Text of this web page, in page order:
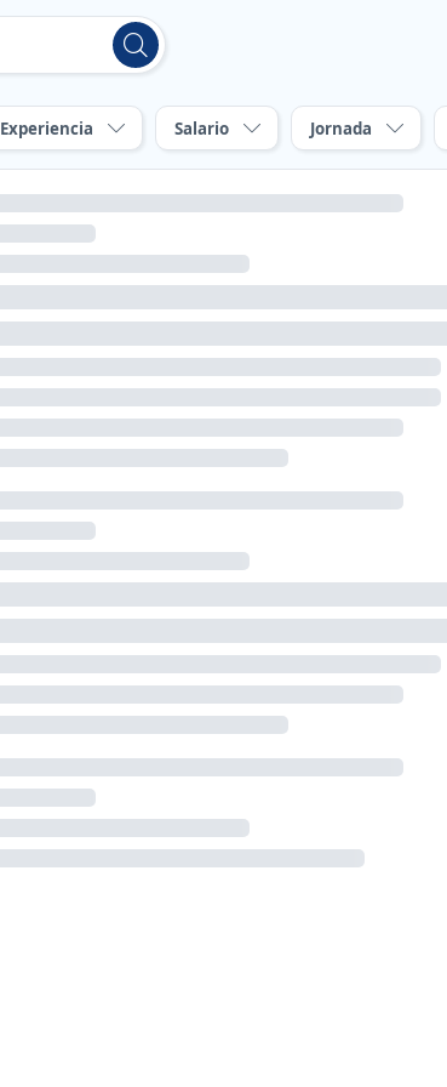
Experiencia Salario Jornada